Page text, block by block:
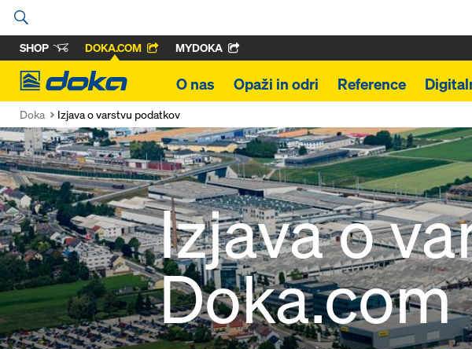
SHOP DOKA.COM MYDOKA
Doka
O nas Opaži in odri Reference
Doka Izjava o varstvu podatkov
Izjava o
Doka.com